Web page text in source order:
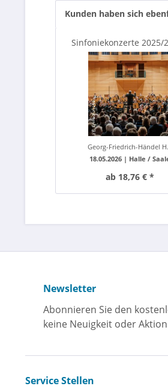
Kunden haben sich
Sinfoniekonzerte 2025/
Theater, Oper
Georg-Friedrich-Händel
18.05.2026 | Halle /
ab 18,76 € *
Newsletter
Abonnieren Sie den
keine Neuigkeit oder
Service Stellen